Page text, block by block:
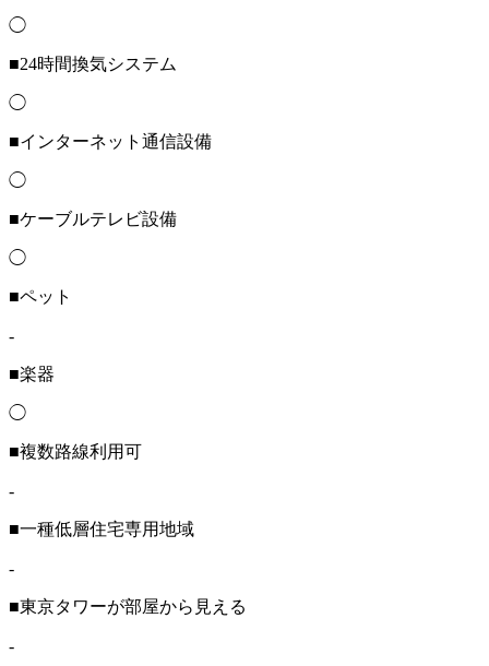
◯
■24時間換気システム
◯
■インターネット通信設備
◯
■ケーブルテレビ設備
◯
■ペット
-
■楽器
◯
■複数路線利用可
-
■一種低層住宅専用地域
-
■東京タワーが部屋から見える
-